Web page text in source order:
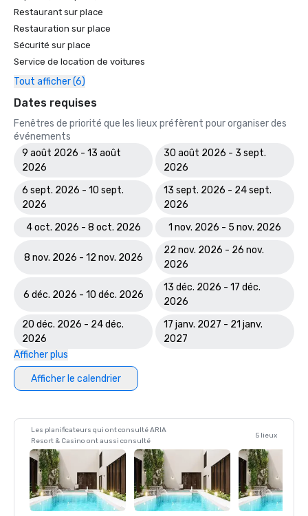
Restaurant sur place
Restauration sur place
Sécurité sur place
Service de location de voitures
Tout afficher (6)
Dates requises
Fenêtres de priorité que les lieux préfèrent pour organiser des
événements
9 août 2026 - 13 août
2026
30 août 2026 - 3 sept.
2026
6 sept. 2026 - 10 sept.
2026
13 sept. 2026 - 24 sept.
2026
4 oct. 2026 - 8 oct. 2026
1 nov. 2026 - 5 nov. 2026
8 nov. 2026 - 12 nov. 2026
22 nov. 2026 - 26 nov.
2026
6 déc. 2026 - 10 déc. 2026
13 déc. 2026 - 17 déc.
2026
20 déc. 2026 - 24 déc.
2026
17 janv. 2027 - 21 janv.
2027
Afficher plus
Afficher le calendrier
Les planificateurs qui ont consulté ARIA
Resort & Casino ont aussi consulté
5 lieux